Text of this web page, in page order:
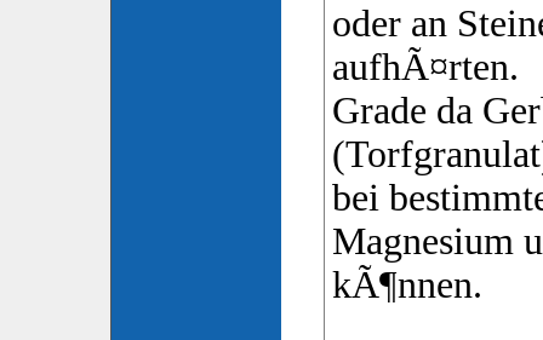
oder an
aufhÃ¤rten.
Grade da
bei
Magnesium
kÃ¶nnen.